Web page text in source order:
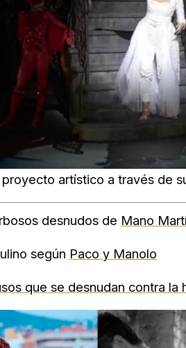
artístico a través de
desnudos de Mano
según Paco y Manolo
que se desnudan contra la